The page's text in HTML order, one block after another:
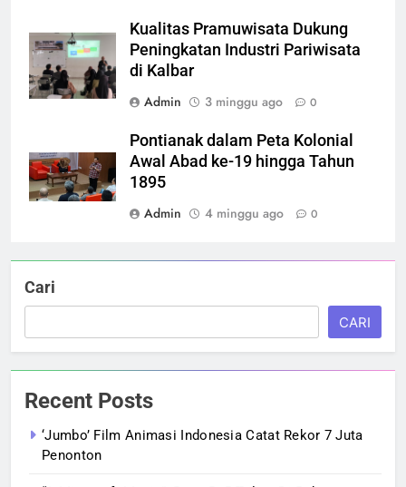
Kualitas Pramuwisata Dukung
Peningkatan Industri Pariwisata
di Kalbar
Admin
3 minggu ago 0
Pontianak dalam Peta Kolonial
Awal Abad ke-19 hingga Tahun
1895
Admin
4 minggu ago 0
Cari
CARI
Recent Posts
‘Jumbo’ Film Animasi Indonesia Catat Rekor 7 Juta
Penonton